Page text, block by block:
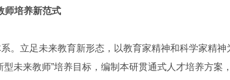
师培养新范式
立足未来教育新形态，以教育家精神和科学家精神
型未来教师”培养目标，编制本研贯通式人才培养方案